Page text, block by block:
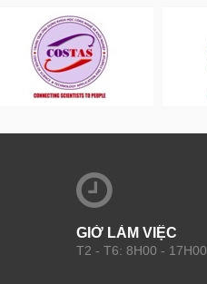
GIỜ LÀM VIỆC
T2 - T6: 8H00 - 17H00